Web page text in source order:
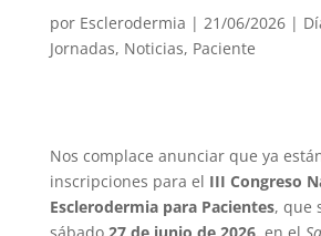
por Esclerodermia | 21/06/2026|
Jornadas, Noticias, Paciente
Nos complace anunciar que ya
inscripciones para el III Congreso
Esclerodermia para Pacientes, que